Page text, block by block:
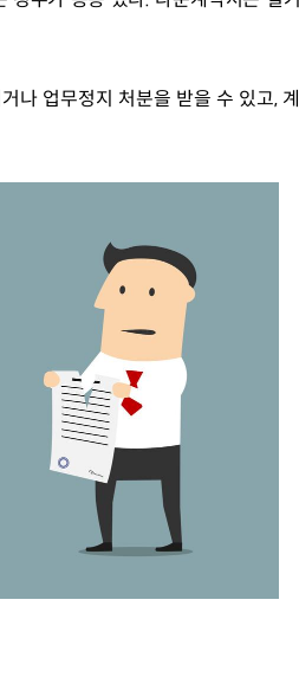
나 업무정지 처분을 받을 수 있고,